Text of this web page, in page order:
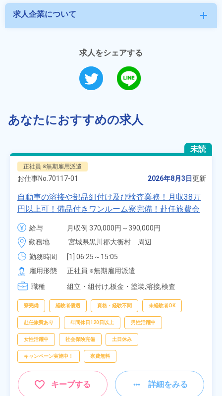
求人企業について add
求人をシェアする
あなたにおすすめの求人
未読
正社員 ※無期雇用派遣
お仕事No. 70117-01 2026年8月3日更新
自動車の溶接や部品組付け及び検査業務！月収38万
円以上可！備品付きワンルーム寮完備！赴任旅費会
社負担★人気の土日休み！昇給＆業績賞与あり！
車・バイク通勤可！無料駐車場あり！カップルでの
応募OK★《宮城県大衡村》
給与
月収例 370,000円～390,000円
時給 1,700円～1,700円
勤務地
宮城県黒川郡大衡村　周辺
勤務時間
[1] 06:25～15:05
[2] 16:00～00:40
[3] 16:30～01:10
[4] 08:00～16:40
雇用形態
正社員 ※無期雇用派遣
職種
組立・組付け,板金・塗装,溶接,検査
寮完備 経験者優遇 資格・経験不問 未経験者OK
赴任旅費あり 年間休日120日以上 男性活躍中
女性活躍中 社会保険完備 土日休み
キャンペーン実施中！ 寮費無料
キープする 詳細をみる